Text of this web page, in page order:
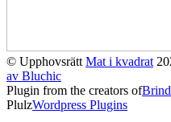
© Upphovsrätt Mat i kvadrat
av Bluchic
Plugin from the creators of
PlulzWordpress Plugins